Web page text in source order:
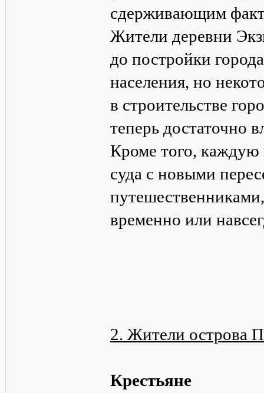
сдерживающим
Жители деревни
до постройки
населения, но
в строительстве
теперь достаточно
Кроме того, каждую
суда с новыми
временно или
2. Жители острова
Крестьяне